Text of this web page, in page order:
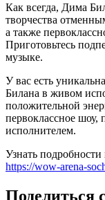
Как всегда, Дима
творчества
а также
Приготовьтесь
музыке.
У вас есть
Билана в живом
положительной
первоклассное
исполнителем.
Узнать
https://wow-arena-
Поделиться